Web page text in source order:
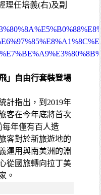
理任培義(右)及副
」自由行套裝登場
計指出，到2019年
客在今年底將首次
每年僅有百人造
客對於新旅遊地的
運用與南美洲的淵
從國旅轉向拉丁美
。